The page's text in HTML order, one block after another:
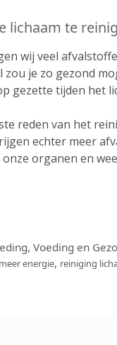
lichaam te
wij veel
je zo gezond
gezette tijden het
reden van het
echter meer
organen en
,Voeding en
meer energie, reiniging